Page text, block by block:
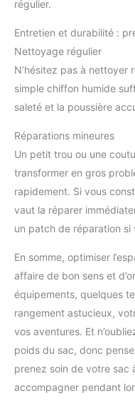
régulier.
Entretien et durabilité :
Nettoyage régulier
N’hésitez pas à nettoyer
simple chiffon humide
saleté et la poussière
Réparations mineures
Un petit trou ou une
transformer en gros
rapidement. Si vous
vaut la réparer
un patch de réparation si
En somme, optimiser
affaire de bon sens et
équipements, quelques
rangement astucieux,
vos aventures. Et
poids du sac, donc
prenez soin de votre sac
accompagner pendant